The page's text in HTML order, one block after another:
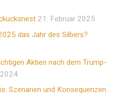
21. Februar 2025
das Jahr des Silbers?
Aktien nach dem Trump-
Szenarien und Konsequenzen